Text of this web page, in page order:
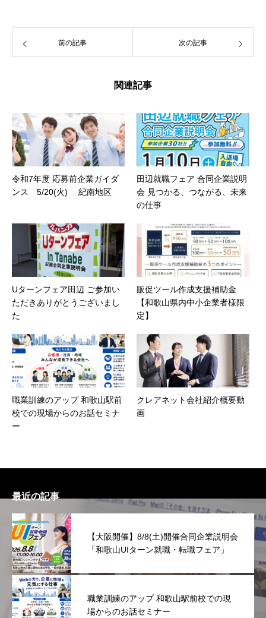
前の記事 次の記事
関連記事
令和7年度 応募前企業ガイダ
ンス 5/20(火) 紀南地区
田辺就職フェア 合同企業説明
会 見つかる、つながる、未来
の仕事
Uターンフェア田辺 ご参加い
ただきありがとうございまし
た
販促ツール作成支援補助金
【和歌山県内中小企業者様限
定】
職業訓練のアップ 和歌山駅前
校での現場からのお話セミナ
ー
クレアネット会社紹介概要動
画
最近の記事
【大阪開催】8/8(土)開催合同企業説明会
「和歌山UIターン就職・転職フェア」
職業訓練のアップ 和歌山駅前校での現
場からのお話セミナー